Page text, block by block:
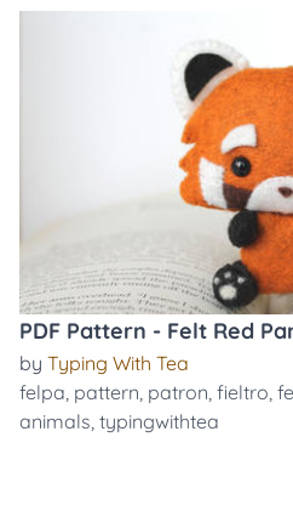
PDF Pattern - Felt Red
by Typing With Tea
felpa, pattern, patron, fieltro,
animals, typingwithtea